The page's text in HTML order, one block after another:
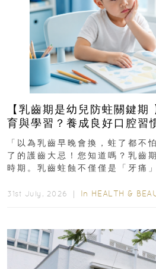
【乳齒期是幼兒防蛀關鍵期
育與學習？養成良好口腔習慣， 舒適達
瑯質 兒童牙膏防護指南
「以為乳齒早晚會換，蛀了都不
了的護齒大忌！您知道嗎？乳齒
時期。乳齒蛀蝕不僅僅是「牙痛
31st July, 2026 ｜ In HEALTH &